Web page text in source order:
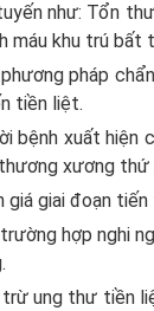
như: Tổn
máu khu trú bất
pháp
tiền liệt.
bệnh xuất
xương thứ
giá giai đoạn
hợp nghi
trừ ung thư tiền